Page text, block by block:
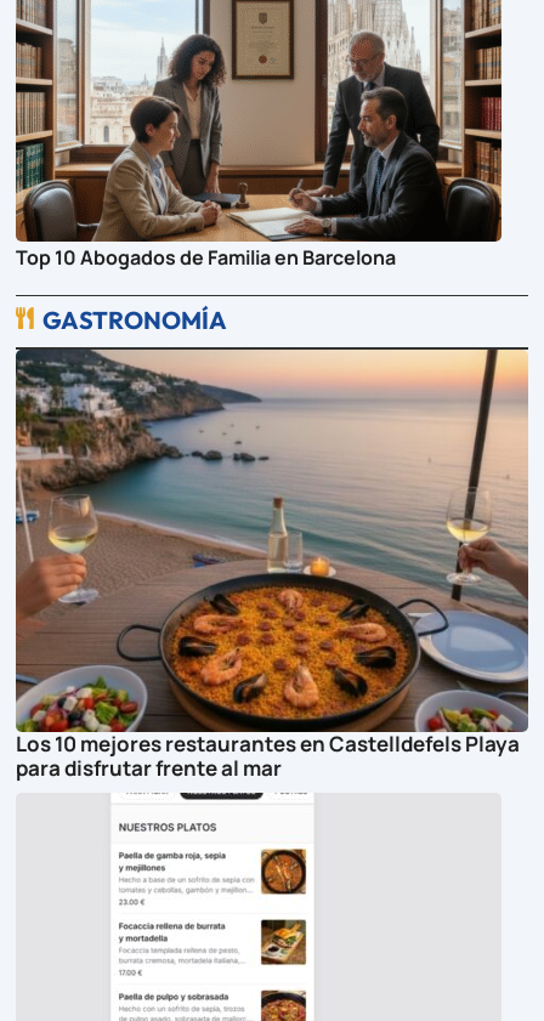
Top 10 Abogados de Familia en Barcelona
 GASTRONOMÍA
Los 10 mejores restaurantes en Castelldefels Playa
para disfrutar frente al mar